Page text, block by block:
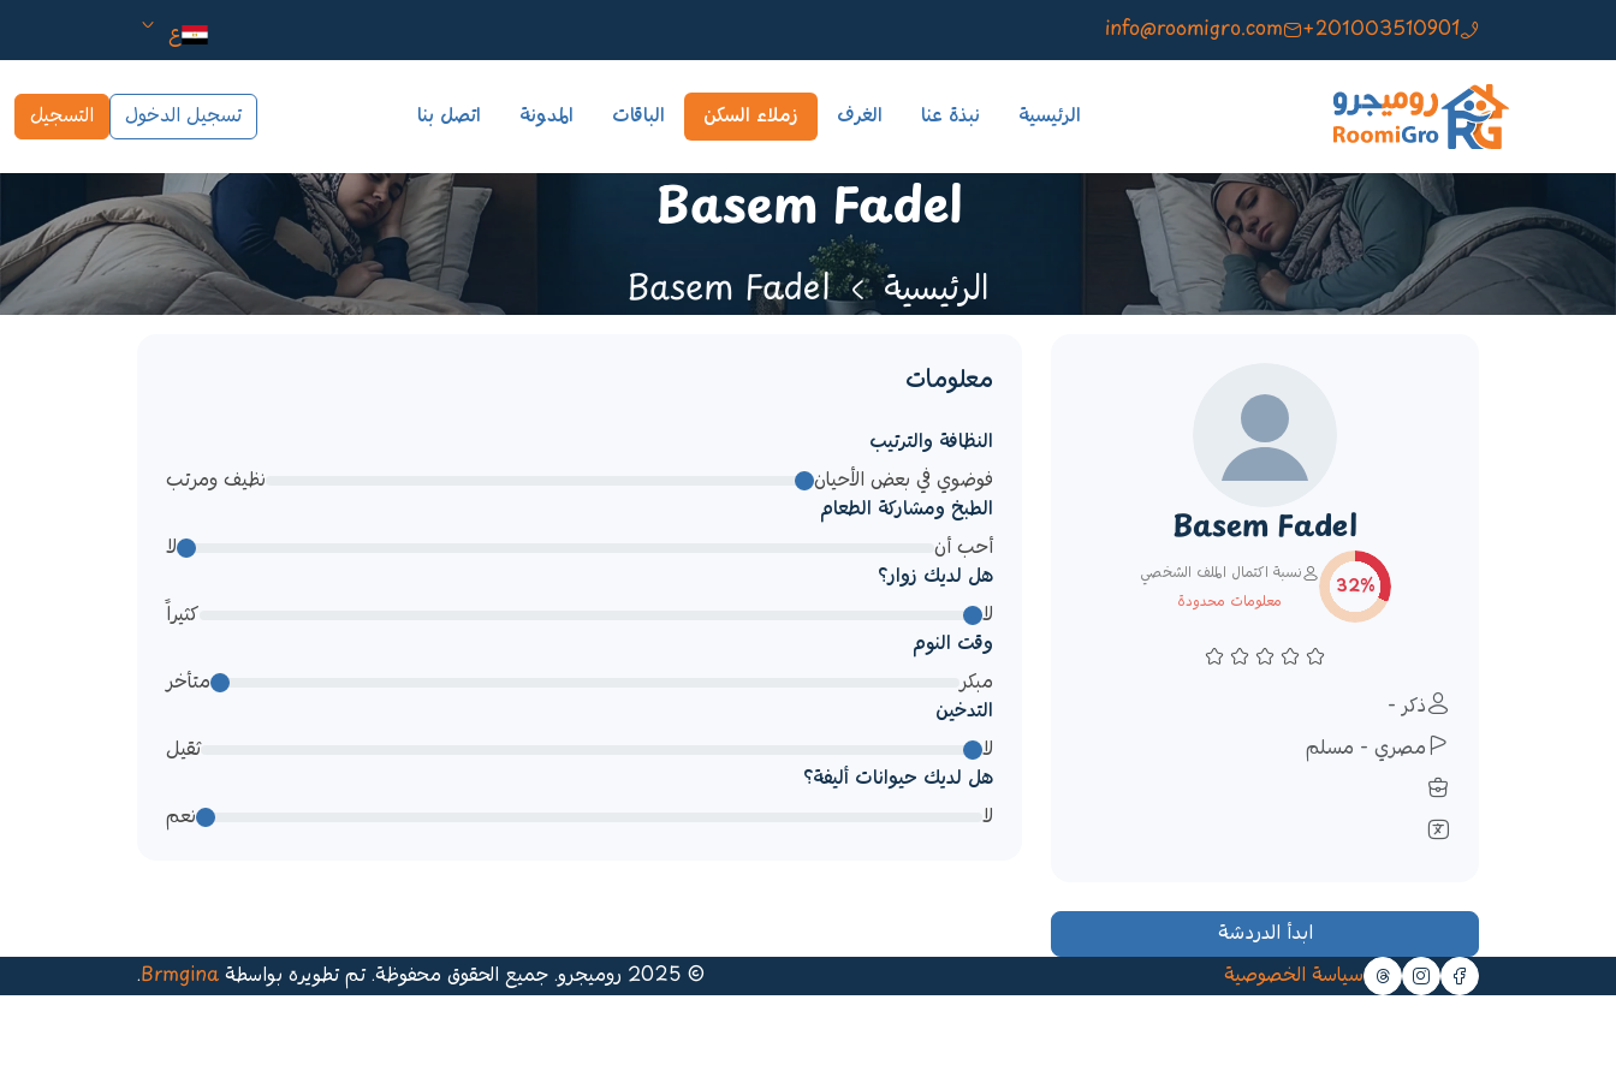
+201003510901
info@roomigro.com ع
الرئيسية نبذة عنا الغرف زملاء السكن الباقات المدونة اتصل بنا تسجيل الدخول التسجيل
Basem Fadel
الرئيسية Basem Fadel
Basem Fadel
32%
نسبة اكتمال الملف الشخصي
معلومات محدودة
ذكر -
مصري - مسلم
ابدأ الدردشة
معلومات
النظافة والترتيب
فوضوي في بعض الأحيان
نظيف ومرتب
الطبخ ومشاركة الطعام
أحب أن
لا
هل لديك زوار؟
لا
كثيراً
وقت النوم
مبكر
متأخر
التدخين
لا
ثقيل
هل لديك حيوانات أليفة؟
لا
نعم
سياسة الخصوصية © 2025 روميجرو. جميع الحقوق محفوظة. تم تطويره بواسطة Brmgina
.